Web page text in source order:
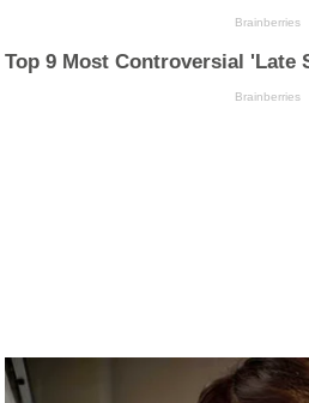
Brainberries
Top 9 Most Controversial 'Late
Brainberries